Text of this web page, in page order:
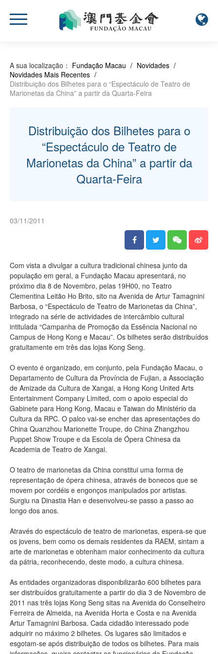
A sua localização： Fundação Macau / Novidades /
Novidades Mais Recentes /
Distribuição dos Bilhetes para o “Espectáculo de Teatro de
Marionetas da China” a partir da Quarta-Feira
Distribuição dos Bilhetes para o
“Espectáculo de Teatro de
Marionetas da China” a partir da
Quarta-Feira
03/11/2011
Com vista a divulgar a cultura tradicional chinesa junto da
população em geral, a Fundação Macau apresentará, no
próximo dia 8 de Novembro, pelas 19H00, no Teatro
Clementina Leitão Ho Brito, sito na Avenida de Artur Tamagnini
Barbosa, o “Espectáculo de Teatro de Marionetas da China”,
integrado na série de actividades de intercâmbio cultural
intitulada “Campanha de Promoção da Essência Nacional no
Campus de Hong Kong e Macau”. Os bilhetes serão distribuídos
gratuitamente em três das lojas Kong Seng.
O evento é organizado, em conjunto, pela Fundação Macau, o
Departamento de Cultura da Província de Fujian, a Associação
de Amizade da Cultura de Xangai, a Hong Kong United Arts
Entertainment Company Limited, com o apoio especial do
Gabinete para Hong Kong, Macau e Taiwan do Ministério da
Cultura da RPC. O palco vai-se encher das apresentações do
China Quanzhou Marionette Troupe, do China Zhangzhou
Puppet Show Troupe e da Escola de Ópera Chinesa da
Academia de Teatro de Xangai.
O teatro de marionetas da China constitui uma forma de
representação de ópera chinesa, através de bonecos que se
movem por cordéis e engonços manipulados por artistas.
Surgiu na Dinastia Han e desenvolveu-se passo a passo ao
longo dos anos.
Através do espectáculo de teatro de marionetas, espera-se que
os jovens, bem como os demais residentes da RAEM, sintam a
arte de marionetas e obtenham maior conhecimento da cultura
da pátria, reconhecendo, deste modo, a cultura chinesa.
As entidades organizadoras disponibilizarão 600 bilhetes para
ser distribuídos gratuitamente a partir do dia 3 de Novembro de
2011 nas três lojas Kong Seng sitas na Avenida do Conselheiro
Ferreira de Almeida, na Avenida Horta e Costa e na Avenida
Artur Tamagnini Barbosa. Cada cidadão interessado pode
adquirir no máximo 2 bilhetes. Os lugares são limitados e
esgotam-se após distribuição de todos os bilhetes. Para mais